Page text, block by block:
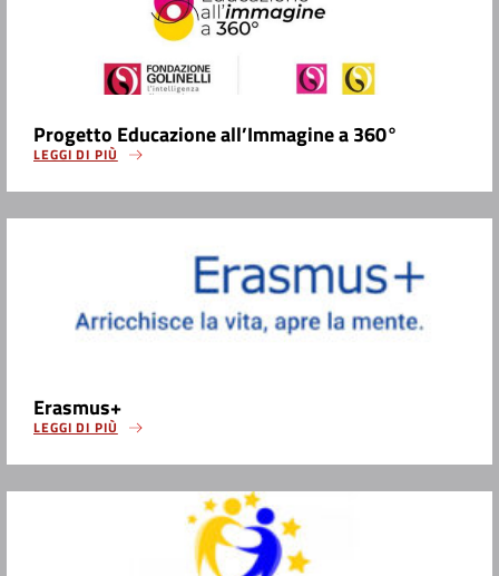
Progetto Educazione all’Immagine a 360°
LEGGI DI PIÙ
Erasmus+
LEGGI DI PIÙ